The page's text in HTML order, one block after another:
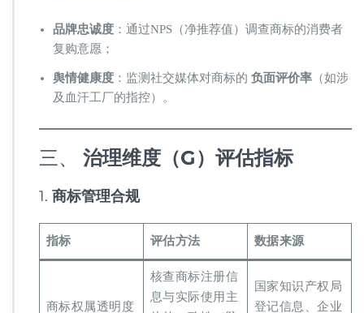
​品牌忠诚度​ ​：通过NPS（净推荐值）调查商标的消费者
复购意愿；
​舆情健康度​ ​：监测社交媒体对商标的 ​ ​负面评价率​ ​（如涉
及血汗工厂的指控）。
三、 ​ ​治理维度（G）评估指标​
1. ​ ​商标管理合规​
​指标​ ​评估方法​ ​数据来源​
商标权属透明度
核查商标注册信
息与实际使用主
国家知识产权局
登记信息、企业